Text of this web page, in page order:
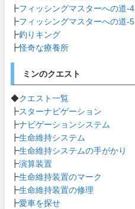
┣フィッシングマスターへの道-4
┣フィッシングマスターへの道-5
┣釣りキング
┣怪奇な療養所
ミンのクエスト
◆クエスト一覧
┣スターナビゲーション
┣ナビゲーションシステム
┣生命維持システム
┣生命維持システムの手がかり
┣演算装置
┣生命維持装置のマーク
┣生命維持装置の修理
┣愛車を探せ